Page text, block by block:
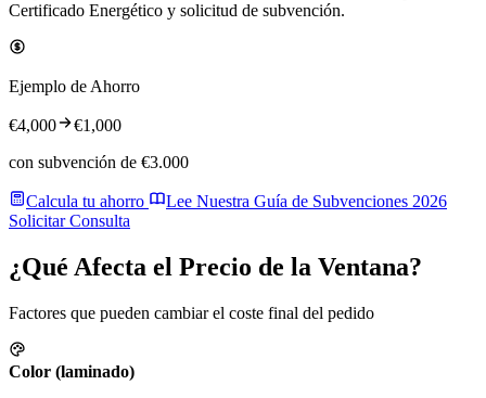
Certificado Energético y solicitud de subvención.
Ejemplo de Ahorro
€4,000
€1,000
con subvención de €3.000
Calcula tu ahorro
Lee Nuestra Guía de Subvenciones 2026
Solicitar Consulta
¿Qué Afecta el Precio de la Ventana?
Factores que pueden cambiar el coste final del pedido
Color (laminado)